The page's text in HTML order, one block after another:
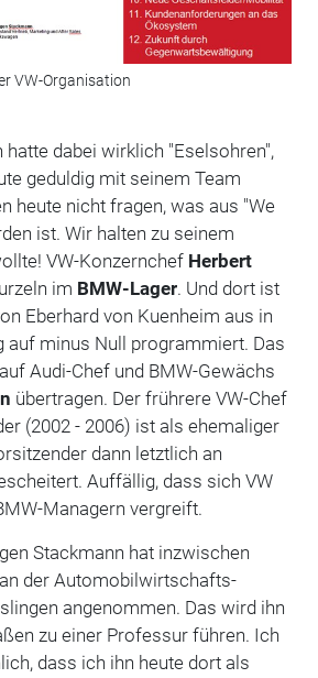
VW-Organisation
dabei wirklich "Eselsohren",
geduldig mit seinem Team
heute nicht fragen, was aus "We
ist. Wir halten zu seinem
VW-Konzernchef Herbert
im BMW-Lager. Und dort ist
Eberhard von Kuenheim aus in
auf minus Null programmiert. Das
Audi-Chef und BMW-Gewächs
übertragen. Der frührere VW-Chef
(2002 - 2006) ist als ehemaliger
dann letztlich an
Auffällig, dass sich VW
Managern vergreift.
Stackmann hat inzwischen
der Automobilwirtschafts-
angenommen. Das wird ihn
zu einer Professur führen. Ich
dass ich ihn heute dort als